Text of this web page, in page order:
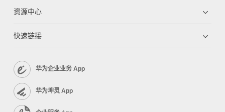
资源中心
快速链接
华为企业业务 App
华为坤灵 App